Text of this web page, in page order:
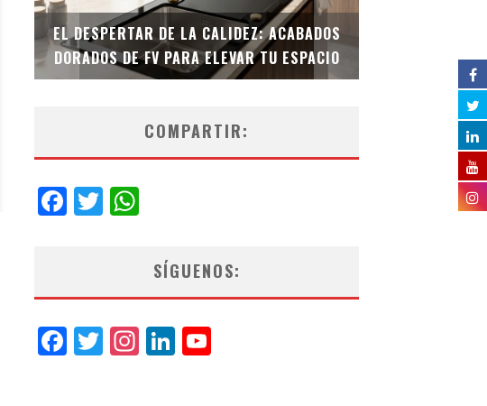
EL DESPERTAR DE LA CALIDEZ: ACABADOS
DORADOS DE FV PARA ELEVAR TU ESPACIO
EL INODORO
COMPARTIR:
Facebook
Twitter
SÍGUENOS:
Facebook
Twitter
Instagram
LinkedIn